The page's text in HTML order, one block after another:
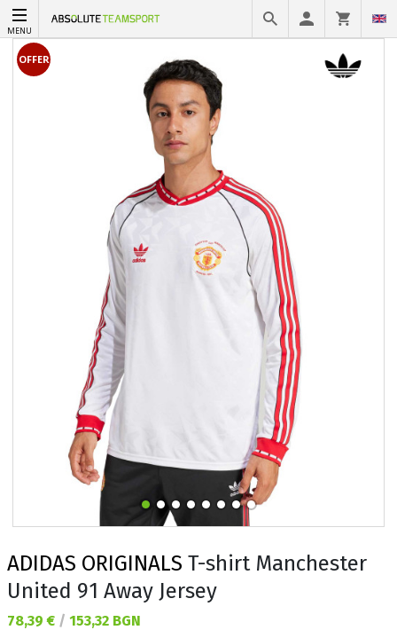
MENU
OFFER
ADIDAS ORIGINALS T-shirt Manchester
United 91 Away Jersey
Текуща цена:
78,39 € / 153,32 BGN